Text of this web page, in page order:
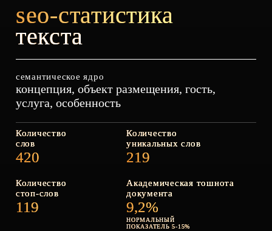
seo-статистика
текста
семантическое ядро
концепция, объект размещения, гость,
услуга, особенность
Количество
слов
420
Количество
уникальных слов
219
Количество
стоп‑слов
119
Академическая тошнота
документа
9,2%
НОРМАЛЬНЫЙ
ПОКАЗАТЕЛЬ 5-15%